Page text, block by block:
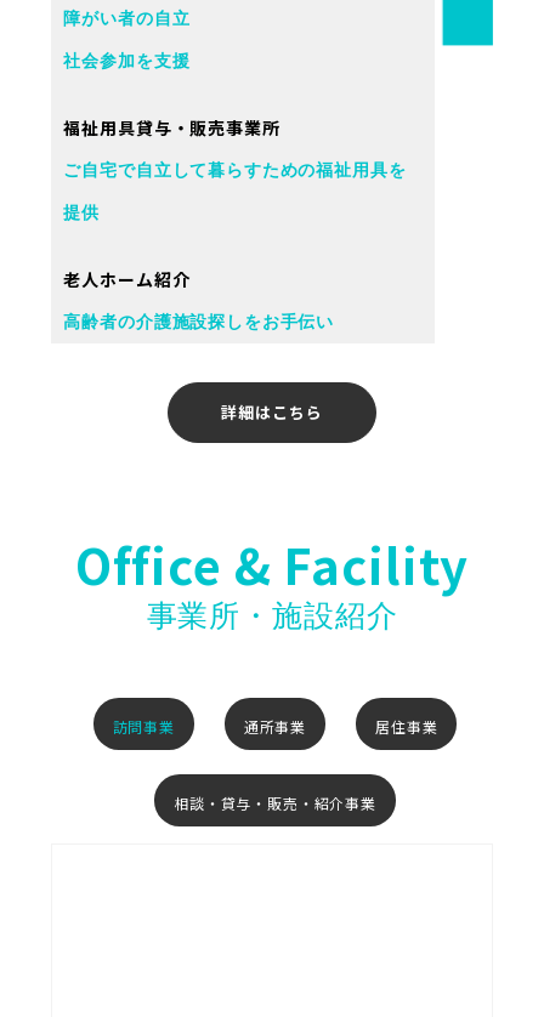
障がい者の自立
社会参加を支援
福祉用具貸与・販売事業所
ご自宅で自立して暮らすための福祉用具を
提供
老人ホーム紹介
高齢者の介護施設探しをお手伝い
詳細はこちら
Office & Facility
事業所・施設紹介
訪問事業 通所事業 居住事業
相談・貸与・販売・紹介事業